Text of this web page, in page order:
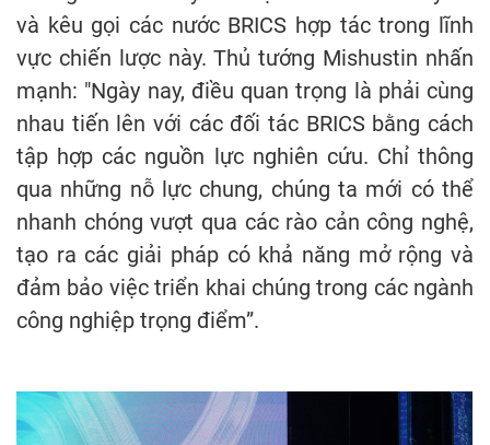
và kêu gọi các nước BRICS hợp tác trong lĩnh
vực chiến lược này. Thủ tướng Mishustin nhấn
mạnh: "Ngày nay, điều quan trọng là phải cùng
nhau tiến lên với các đối tác BRICS bằng cách
tập hợp các nguồn lực nghiên cứu. Chỉ thông
qua những nỗ lực chung, chúng ta mới có thể
nhanh chóng vượt qua các rào cản công nghệ,
tạo ra các giải pháp có khả năng mở rộng và
đảm bảo việc triển khai chúng trong các ngành
công nghiệp trọng điểm”.